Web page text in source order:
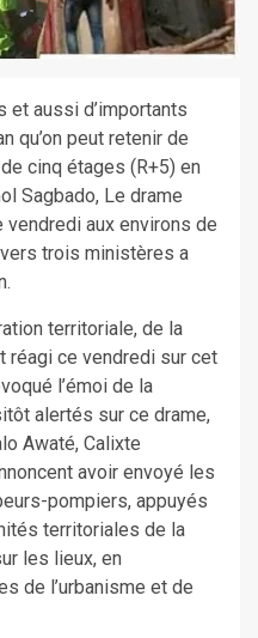
aussi d’importants
qu’on peut retenir de
cinq étages (R+5) en
Sagbado, Le drame
aux environs de
trois ministères a
territoriale, de la
réagi ce vendredi sur cet
l’émoi de la
alertés sur ce drame,
Awaté, Calixte
avoir envoyé les
pompiers, appuyés
territoriales de la
les lieux, en
de l’urbanisme et de